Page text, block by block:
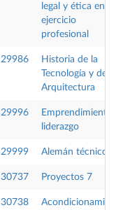
legal y ética en el
ejercicio
profesional
29986
Historia de la
Tecnología y de la
Arquitectura
29996
Emprendimiento
liderazgo
29999 Alemán técnico
30737 Proyectos 7
30738